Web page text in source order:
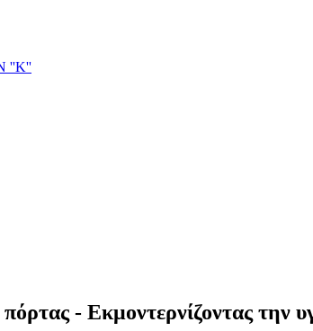
''Κ''
πόρτας - Εκμοντερνίζοντας την